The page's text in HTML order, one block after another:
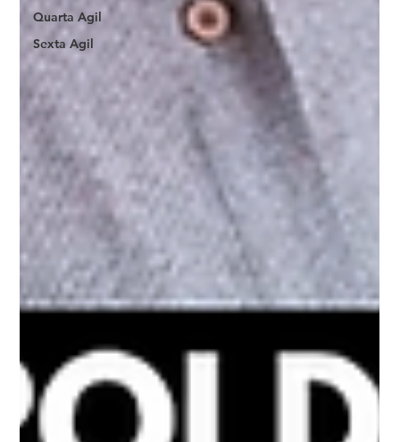
Quarta Agil
Sexta Agil